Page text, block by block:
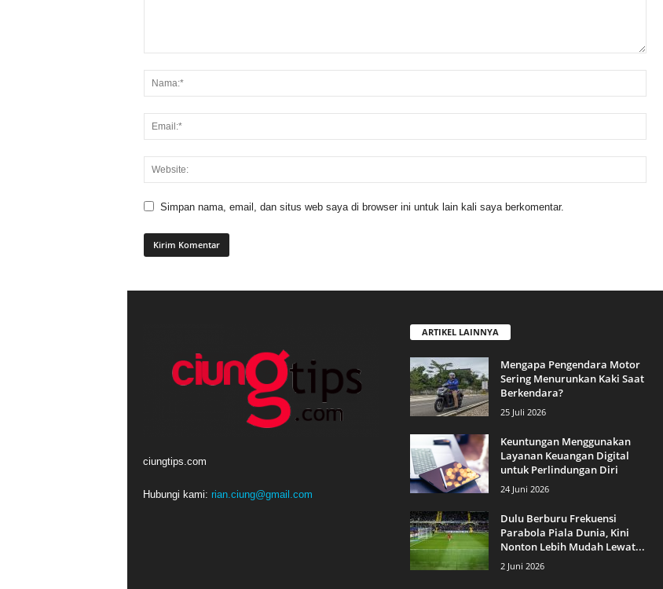
Simpan nama, email, dan situs web saya di browser ini untuk lain kali saya berkomentar.
ciungtips.com
Hubungi kami: rian.ciung@gmail.com
ARTIKEL LAINNYA
Mengapa Pengendara Motor
Sering Menurunkan Kaki Saat
Berkendara?
25 Juli 2026
Keuntungan Menggunakan
Layanan Keuangan Digital
untuk Perlindungan Diri
24 Juni 2026
Dulu Berburu Frekuensi
Parabola Piala Dunia, Kini
Nonton Lebih Mudah Lewat...
2 Juni 2026